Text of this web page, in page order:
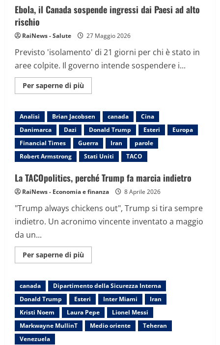
arancione
il
Canada
agli
Stati
Uniti,
allerta
a
York
Ebola, il Canada sospende ingressi dai Paesi ad alto
rischio
RaiNews - Salute 27 Maggio 2026
Previsto 'isolamento' di 21 giorni per chi è stato in
aree colpite. Il governo intende sospendere i...
Per saperne di più
informazioni
il
Canada
sospende
ingressi
dai
Paesi
ad
alto
Analisi Brian Jacobsen canada
Cina
Danimarca
Dazi Donald Trump Esteri
Europa
Financial Times
Guerra Iran
parole
Robert Armstrong
Stati Uniti TACO
La TACOpolitics, perché Trump fa marcia indietro
RaiNews - Economia e finanza 8 Aprile 2026
"Trump always chickens out", Trump si tira sempre
indietro. Un acronimo vincente inventato a maggio
da un...
Per saperne di più
informazioni
TACOpolitics,
perché
Trump
fa
marcia
indietro
canada
Dipartimento della Sicurezza Interna
Donald Trump
Esteri Inter Miami
Iran
Kristi Noem
Laura Pepe
Lionel Messi
Markwayne MullinT
Medio oriente
Teheran
Venezuela